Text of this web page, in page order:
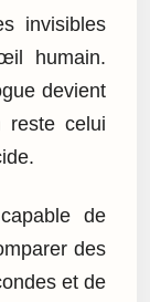
invisibles
humain.
devient
reste celui
de
des
et de